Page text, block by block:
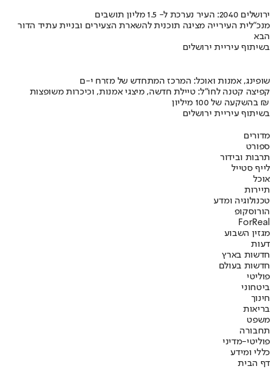
ירושלים 2040: העיר נערכת ל- 1.5 מליון תושבים
מנכ"לית העירייה מציגה תוכנית להשארת הצעירים ובניית עתיד הדור
הבא
בשיתוף עיריית ירושלים
שופינג, אמנות ואוכל: המרכז המתחדש של מזרח י-ם
קפיצה קטנה לחו"ל: טיילת חדשה, מיצגי אמנות, וכיכרות משופצות
בהשקעה של 100 מיליון ₪
בשיתוף עיריית ירושלים
מדורים
ספורט
תרבות ובידור
לייף סטייל
אוכל
תיירות
טכנולוגיה ומדע
הורוסקופ
ForReal
מגזין השבוע
דעות
חדשות בארץ
חדשות בעולם
פוליטי
ביטחוני
חינוך
בריאות
משפט
תחבורה
פוליטי-מדיני
כללי ומידע
דף הבית